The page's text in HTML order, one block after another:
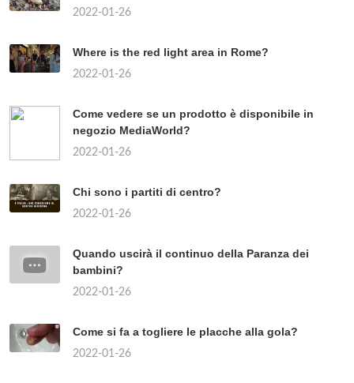
2022-01-26
Where is the red light area in Rome?
2022-01-26
Come vedere se un prodotto è disponibile in
negozio MediaWorld?
2022-01-26
Chi sono i partiti di centro?
2022-01-26
Quando uscirà il continuo della Paranza dei
bambini?
2022-01-26
Come si fa a togliere le placche alla gola?
2022-01-26